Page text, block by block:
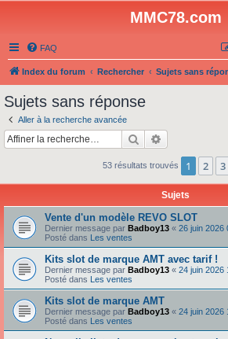
MMC78.com
FAQ
Index du forum Rechercher Sujets sans
Sujets sans réponse
Aller à la recherche avancée
Rechercher
53 résultats trouvés 1 2 3
Sujets
Vente d'un modèle REVO SLOT
Dernier message par Badboy13 « 26 juin 2026
Posté dans Les ventes
Kits slot de marque AMT avec tarif !
Dernier message par Badboy13 « 24 juin 2026
Posté dans Les ventes
Kits slot de marque AMT
Dernier message par Badboy13 « 24 juin 2026
Posté dans Les ventes